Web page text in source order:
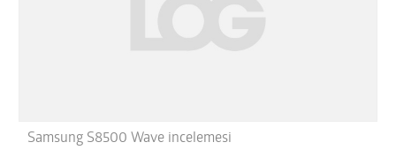
Samsung S8500 Wave incelemesi